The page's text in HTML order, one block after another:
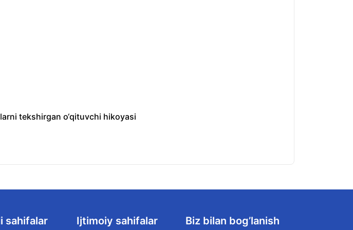
tekshirgan o‘qituvchi hikoyasi
sahifalar Ijtimoiy sahifalar Biz bilan bog’lanish